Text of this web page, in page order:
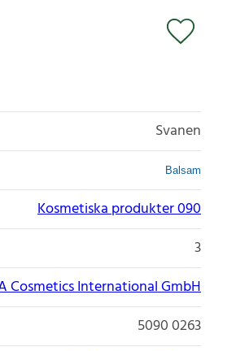
Svanen
Balsam
Kosmetiska produkter 090
3
Cosmetics International GmbH
5090 0263